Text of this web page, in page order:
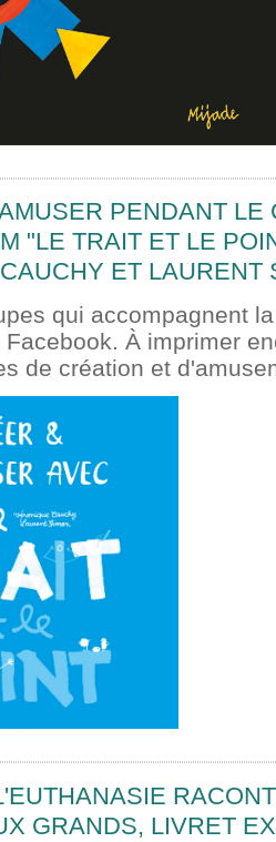
PENDANT LE
"LE TRAIT ET LE
ET LAURENT
qui accompagnent
À imprimer
de création et
GRANDS, LIVRET